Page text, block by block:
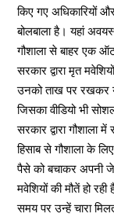
किए गए अधिकारियों
बोलबाला है। यहां
गौशाला से बाहर एक
सरकार द्वारा मृत
उनको ताख पर रखकर
जिसका वीडियो भी
सरकार द्वारा गौशाला
हिसाब से गौशाला के
पैसे को बचाकर अपनी
मवेशियों की मौतें हो रही
समय पर उन्हें चारा